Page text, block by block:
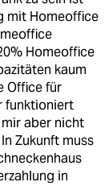
mit Homeoffice
Homeoffice
kaum
Office für
funktioniert
aber nicht
Zukunft muss
in